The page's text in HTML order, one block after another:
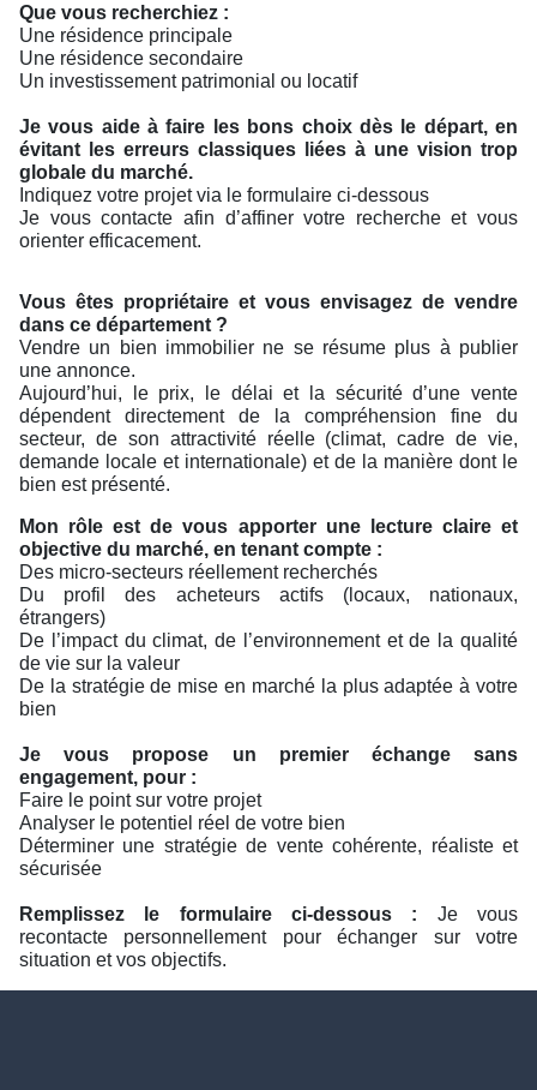
Que vous recherchiez :
Une résidence principale
Une résidence secondaire
Un investissement patrimonial ou locatif
Je vous aide à faire les bons choix dès le départ, en
évitant les erreurs classiques liées à une vision trop
globale du marché.
Indiquez votre projet via le formulaire ci-dessous
Je vous contacte afin d’affiner votre recherche et vous
orienter efficacement.
Vous êtes propriétaire et vous envisagez de vendre
dans ce département ?
Vendre un bien immobilier ne se résume plus à publier
une annonce.
Aujourd’hui, le prix, le délai et la sécurité d’une vente
dépendent directement de la compréhension fine du
secteur, de son attractivité réelle (climat, cadre de vie,
demande locale et internationale) et de la manière dont le
bien est présenté.
Mon rôle est de vous apporter une lecture claire et
objective du marché, en tenant compte :
Des micro-secteurs réellement recherchés
Du profil des acheteurs actifs (locaux, nationaux,
étrangers)
De l’impact du climat, de l’environnement et de la qualité
de vie sur la valeur
De la stratégie de mise en marché la plus adaptée à votre
bien
Je vous propose un premier échange sans
engagement, pour :
Faire le point sur votre projet
Analyser le potentiel réel de votre bien
Déterminer une stratégie de vente cohérente, réaliste et
sécurisée
Remplissez le formulaire ci-dessous : Je vous
recontacte personnellement pour échanger sur votre
situation et vos objectifs.